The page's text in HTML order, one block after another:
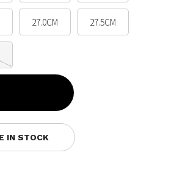
27.0CM 27.5CM